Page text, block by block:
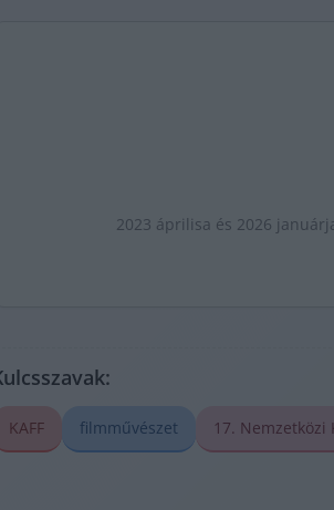
2023 áprilisa és 2026
KAFF filmművészet 17. Nemzetközi